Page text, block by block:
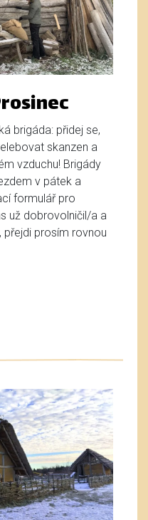
brigáda: přidej se,
skanzen a
vzduchu! Brigády
v pátek a
formulář pro
už dobrovolničil/a a
přejdi prosím rovnou